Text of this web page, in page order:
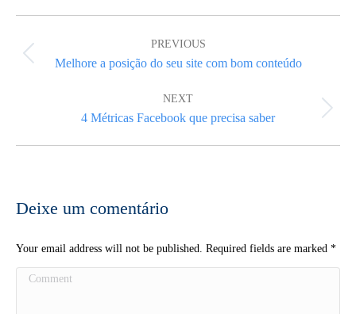
navigation
PREVIOUS
Previous
Melhore a posição do seu site com bom conteúdo
NEXT
Next
post:
4 Métricas Facebook que precisa saber
Deixe um comentário
Your email address will not be published. Required fields are marked *
Comment